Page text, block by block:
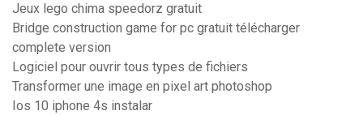
Jeux lego chima speedorz gratuit
Bridge construction game for pc gratuit télécharger
complete version
Logiciel pour ouvrir tous types de fichiers
Transformer une image en pixel art photoshop
Ios 10 iphone 4s instalar